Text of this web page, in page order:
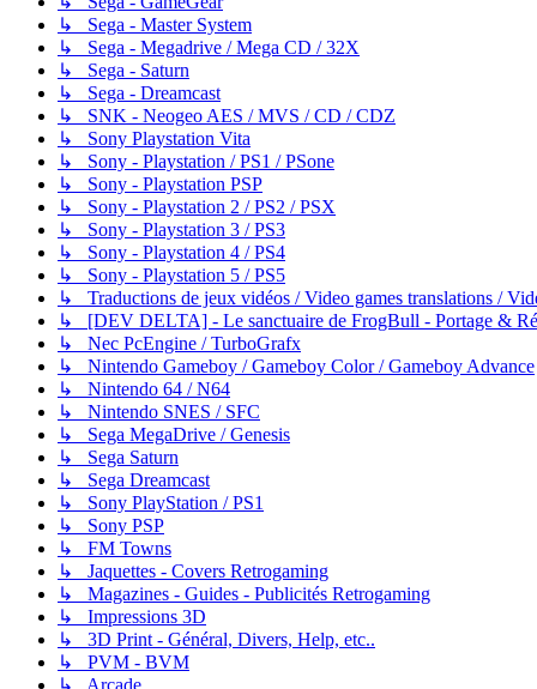
↳ Sega - Master System
↳ Sega - Megadrive / Mega CD / 32X
↳ Sega - Saturn
↳ Sega - Dreamcast
↳ SNK - Neogeo AES / MVS / CD / CDZ
↳ Sony Playstation Vita
↳ Sony - Playstation / PS1 / PSone
↳ Sony - Playstation PSP
↳ Sony - Playstation 2 / PS2 / PSX
↳ Sony - Playstation 3 / PS3
↳ Sony - Playstation 4 / PS4
↳ Sony - Playstation 5 / PS5
↳ Traductions de jeux vidéos / Video games translations /
↳ [DEV DELTA] - Le sanctuaire de FrogBull - Portage &
↳ Nec PcEngine / TurboGrafx
↳ Nintendo Gameboy / Gameboy Color / Gameboy Advance
↳ Nintendo 64 / N64
↳ Nintendo SNES / SFC
↳ Sega MegaDrive / Genesis
↳ Sega Saturn
↳ Sega Dreamcast
↳ Sony PlayStation / PS1
↳ Sony PSP
↳ FM Towns
↳ Jaquettes - Covers Retrogaming
↳ Magazines - Guides - Publicités Retrogaming
↳ Impressions 3D
↳ 3D Print - Général, Divers, Help, etc..
↳ PVM - BVM